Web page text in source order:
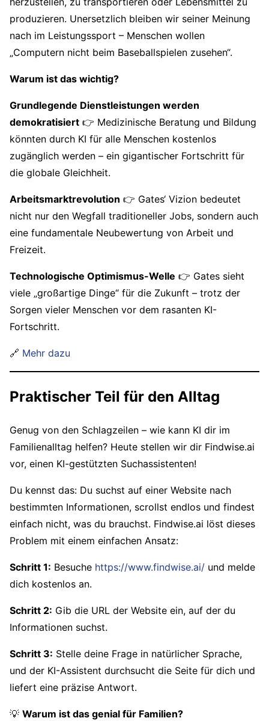
produzieren. Unersetzlich bleiben wir seiner Meinung
nach im Leistungssport – Menschen wollen
„Computern nicht beim Baseballspielen zusehen“.
Warum ist das wichtig?
Grundlegende Dienstleistungen werden
demokratisiert 👉 Medizinische Beratung und Bildung
könnten durch KI für alle Menschen kostenlos
zugänglich werden – ein gigantischer Fortschritt für
die globale Gleichheit.
Arbeitsmarktrevolution 👉 Gates‘ Vizion bedeutet
nicht nur den Wegfall traditioneller Jobs, sondern auch
eine fundamentale Neubewertung von Arbeit und
Freizeit.
Technologische Optimismus-Welle 👉 Gates sieht
viele „großartige Dinge“ für die Zukunft – trotz der
Sorgen vieler Menschen vor dem rasanten KI-
Fortschritt.
🔗 Mehr dazu
Praktischer Teil für den Alltag
Genug von den Schlagzeilen – wie kann KI dir im
Familienalltag helfen? Heute stellen wir dir Findwise.ai
vor, einen KI-gestützten Suchassistenten!
Du kennst das: Du suchst auf einer Website nach
bestimmten Informationen, scrollst endlos und findest
einfach nicht, was du brauchst. Findwise.ai löst dieses
Problem mit einem einfachen Ansatz:
Schritt 1: Besuche https://www.findwise.ai/ und melde
dich kostenlos an.
Schritt 2: Gib die URL der Website ein, auf der du
Informationen suchst.
Schritt 3: Stelle deine Frage in natürlicher Sprache,
und der KI-Assistent durchsucht die Seite für dich und
liefert eine präzise Antwort.
💡 Warum ist das genial für Familien?